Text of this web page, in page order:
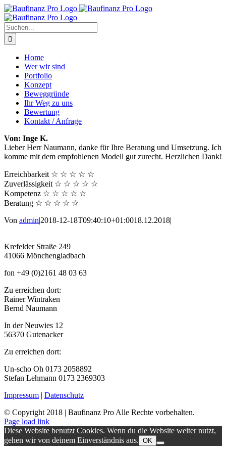
Zum
Inhalt
springen
Suche
nach:
Home
Wer wir sind
Portfolio
Konzept
Beweggründe
Ihr Weg zu uns
Bewertung
Kontakt / Anfrage
Von: Inge K.
Lieber Herr Naumann, danke für Ihre Beratung und Umsetzung. Ich
komme mit dem empfohlenen Modell gut zurecht. Herzlichen Dank!
Erreichbarkeit ☆ ☆ ☆ ☆ ☆
Zuverlässigkeit ☆ ☆ ☆ ☆ ☆
Kompetenz ☆ ☆ ☆ ☆ ☆
Beratung ☆ ☆ ☆ ☆ ☆
Von admin|2018-12-18T09:40:10+01:0018.12.2018|
Krefelder Straße 249
41066 Mönchengladbach
fon +49 (0)2161 48 03 63
Zu erreichen dort:
Rainer Wintraken
Bernd Naumann
In der Neuwies 12
56370 Gutenacker
Zu erreichen dort:
Un-scho Oh 0173 2058892
Stefan Lehmann 0173 2369303
Impressum | Datenschutz
© Copyright 2018 | Baufinanz Pro Alle Rechte vorbehalten.
Page load link
Diese Website benutzt Cookies. Wenn du die Website weiter nutzt,
gehen wir von deinem Einverständnis aus. OK